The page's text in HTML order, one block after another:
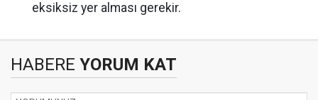
eksiksiz yer alması gerekir.
HABERE YORUM KAT